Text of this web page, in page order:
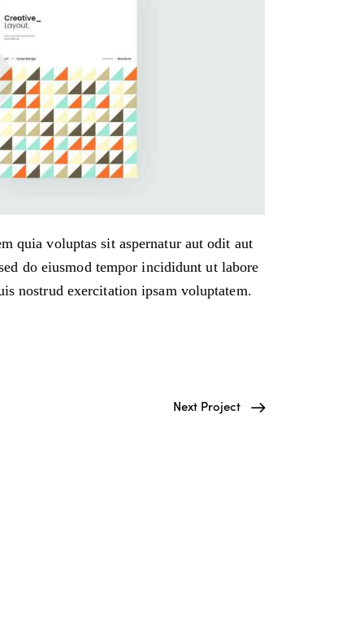
quia voluptas sit aspernatur aut odit aut
do eiusmod tempor incididunt ut labore
nostrud exercitation ipsam voluptatem.
Next Project